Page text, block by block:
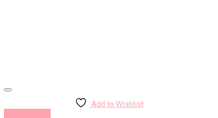
Add to Wishlist